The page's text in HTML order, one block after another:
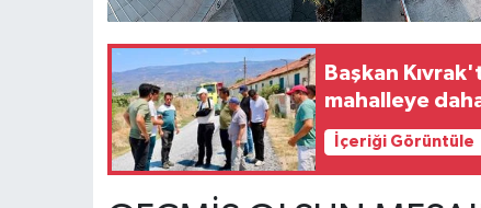
Başkan
mahalleye
İçeriği Görüntüle